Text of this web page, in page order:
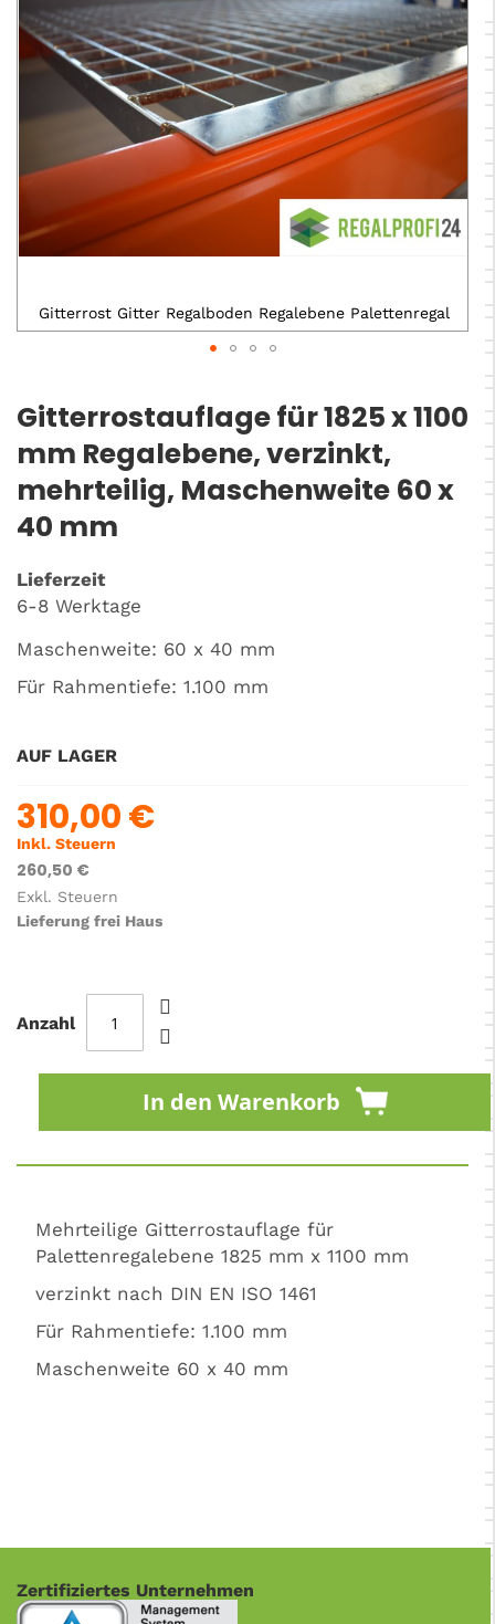
Gitterrostauflage für 1825 x 1100
mm Regalebene, verzinkt,
mehrteilig, Maschenweite 60 x
40 mm
Gitterrost Gitter Regalboden Regalebene Palettenregal
der
Bildergalerie
Lieferzeit
6-8 Werktage
Maschenweite: 60 x 40 mm
Für Rahmentiefe: 1.100 mm
AUF LAGER
310,00 €
Inkl. Steuern
260,50 €
Exkl. Steuern
Lieferung frei Haus
Anzahl
In den Warenkorb
Mehrteilige Gitterrostauflage für
Palettenregalebene 1825 mm x 1100 mm
verzinkt nach DIN EN ISO 1461
Für Rahmentiefe: 1.100 mm
Maschenweite 60 x 40 mm
Zertifiziertes Unternehmen